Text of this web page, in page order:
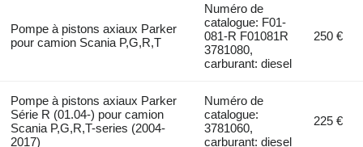
Pompe à pistons axiaux Parker
pour camion Scania P,G,R,T
Numéro de
catalogue: F01-
081-R F01081R
3781080,
carburant: diesel
250 €
Pompe à pistons axiaux Parker
Série R (01.04-) pour camion
Scania P,G,R,T-series (2004-
2017)
Numéro de
catalogue:
3781060,
carburant: diesel
225 €